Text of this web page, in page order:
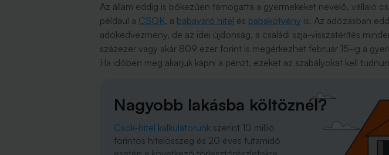
Az állam eddig is bőkezűen támogatta a gyermekeket nevelő, vállaló
például a CSOK, a babaváró hitel és babakötvény is. Az adózásban
adókedvezmény, de az idei újdonság, a családi szja-visszatérítés
százezer vagy akár 809 ezer forint is megérkezhet február 15-ig a
Ha időben meg akarjuk kapni a pénzt, ezeket az szabályokat kell
Nagyobb lakásba költöznél?
Csok-hitel kalkulátorunk szerint 10 millió
forintos hitelösszeg és 20 éves futamidő